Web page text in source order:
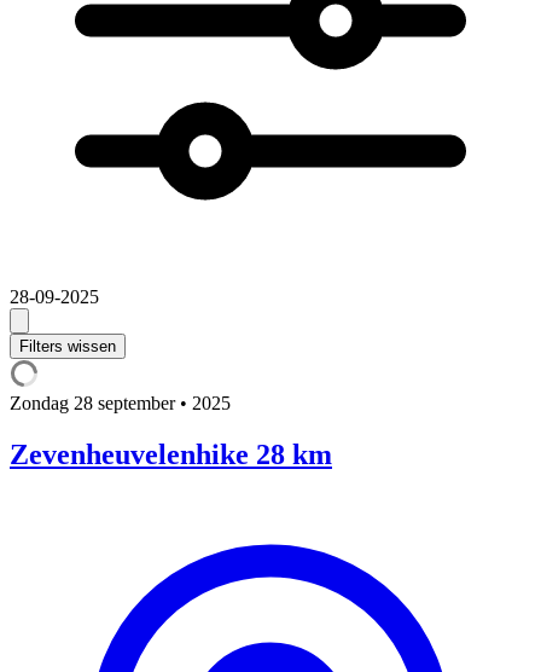
28-09-2025
Filters wissen
Zondag 28 september • 2025
Zevenheuvelenhike 28 km